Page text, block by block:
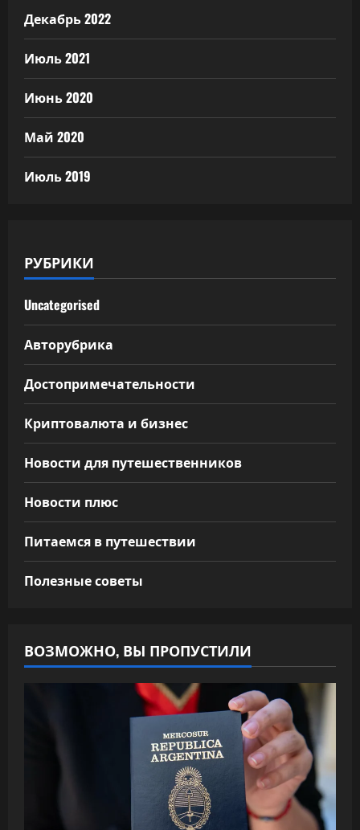
Декабрь 2022
Июль 2021
Июнь 2020
Май 2020
Июль 2019
РУБРИКИ
Uncategorised
Авторубрика
Достопримечательности
Криптовалюта и бизнес
Новости для путешественников
Новости плюс
Питаемся в путешествии
Полезные советы
ВОЗМОЖНО, ВЫ ПРОПУСТИЛИ